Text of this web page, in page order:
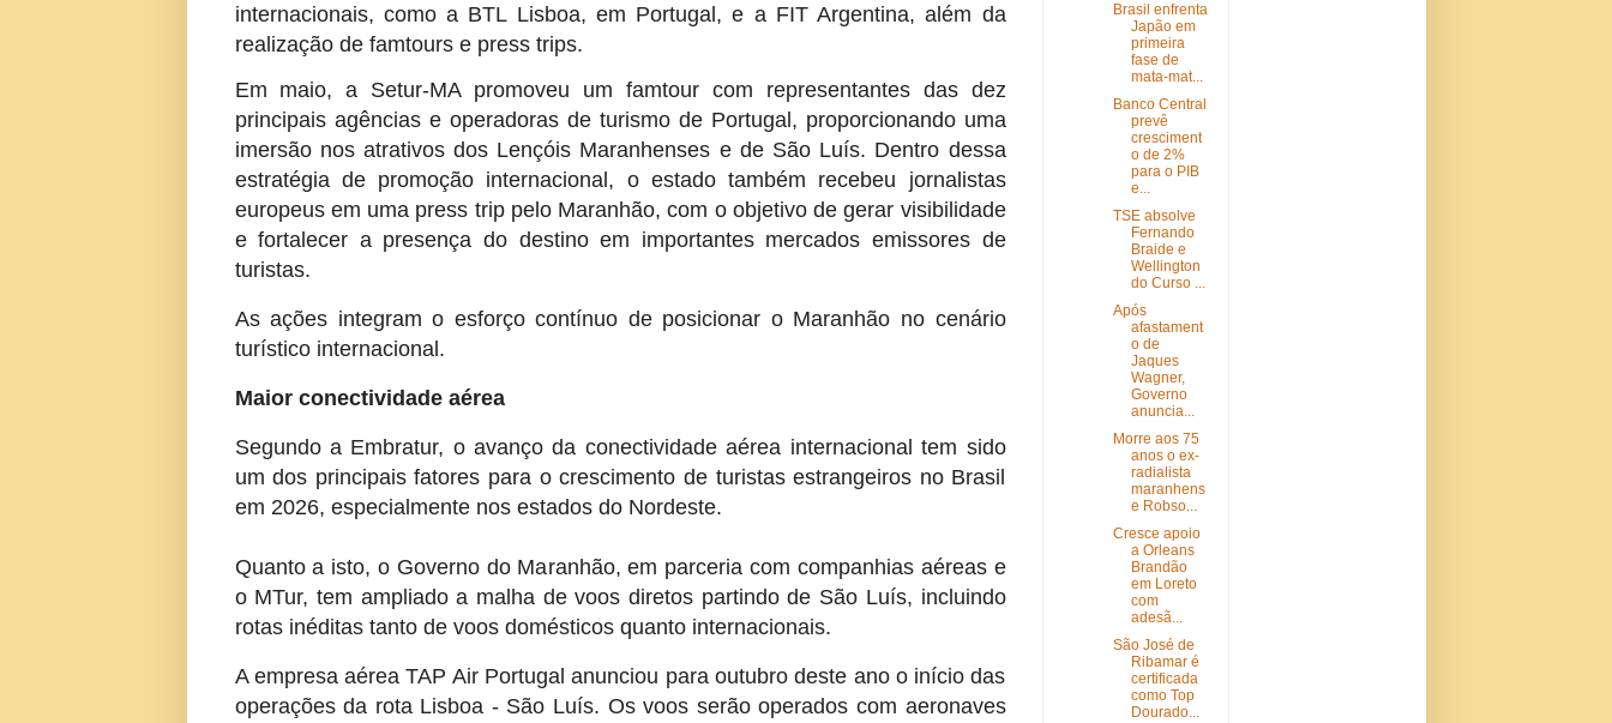
internacionais, como a BTL Lisboa, em Portugal, e a FIT Argentina, além da
realização de famtours e press trips.
Em maio, a Setur-MA promoveu um famtour com representantes das dez
principais agências e operadoras de turismo de Portugal, proporcionando uma
imersão nos atrativos dos Lençóis Maranhenses e de São Luís. Dentro dessa
estratégia de promoção internacional, o estado também recebeu jornalistas
europeus em uma press trip pelo Maranhão, com o objetivo de gerar visibilidade
e fortalecer a presença do destino em importantes mercados emissores de
turistas.
As ações integram o esforço contínuo de posicionar o Maranhão no cenário
turístico internacional.
Maior conectividade aérea
Segundo a Embratur, o avanço da conectividade aérea internacional tem sido
um dos principais fatores para o crescimento de turistas estrangeiros no Brasil
em 2026, especialmente nos estados do Nordeste.
Quanto a isto, o Governo do Maranhão, em parceria com companhias aéreas e
o MTur, tem ampliado a malha de voos diretos partindo de São Luís, incluindo
rotas inéditas tanto de voos domésticos quanto internacionais.
A empresa aérea TAP Air Portugal anunciou para outubro deste ano o início das
operações da rota Lisboa - São Luís. Os voos serão operados com aeronaves
Brasil enfrenta
Japão em
primeira
fase de
mata-mat...
Banco Central
prevê
cresciment
o de 2%
para o PIB
e...
TSE absolve
Fernando
Braide e
Wellington
do Curso ...
Após
afastament
o de
Jaques
Wagner,
Governo
anuncia...
Morre aos 75
anos o ex-
radialista
maranhens
e Robso...
Cresce apoio
a Orleans
Brandão
em Loreto
com
adesã...
São José de
Ribamar é
certificada
como Top
Dourado...